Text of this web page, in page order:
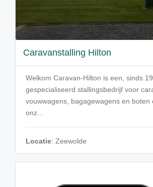
Caravanstalling Hilton
Welkom Caravan-Hilton is een, sinds
gespecialiseerd stallingsbedrijf voor
vouwwagens, bagagewagens en boten
onz...
Locatie: Zeewolde